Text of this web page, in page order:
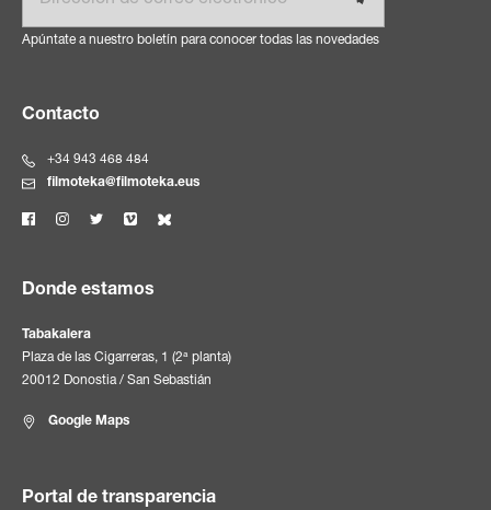
Apúntate a nuestro boletín para conocer todas las novedades
Contacto
+34 943 468 484
filmoteka@filmoteka.eus
Donde estamos
Tabakalera
Plaza de las Cigarreras, 1 (2ª planta)
20012 Donostia / San Sebastián
Google Maps
Portal de transparencia